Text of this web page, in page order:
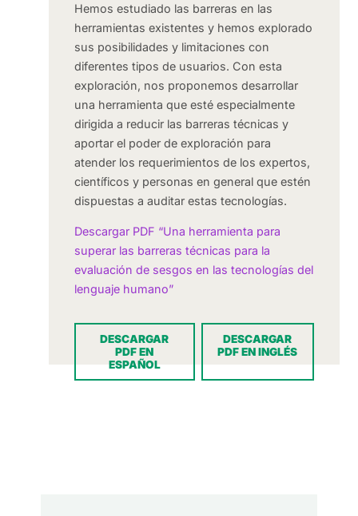
Hemos estudiado las barreras en las
herramientas existentes y hemos explorado
sus posibilidades y limitaciones con
diferentes tipos de usuarios. Con esta
exploración, nos proponemos desarrollar
una herramienta que esté especialmente
dirigida a reducir las barreras técnicas y
aportar el poder de exploración para
atender los requerimientos de los expertos,
científicos y personas en general que estén
dispuestas a auditar estas tecnologías.
Descargar PDF “Una herramienta para
superar las barreras técnicas para la
evaluación de sesgos en las tecnologías del
lenguaje humano”
DESCARGAR
PDF EN
ESPAÑOL
DESCARGAR
PDF EN INGLÉS